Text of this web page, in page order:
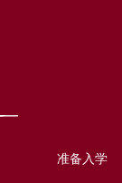
准备入学